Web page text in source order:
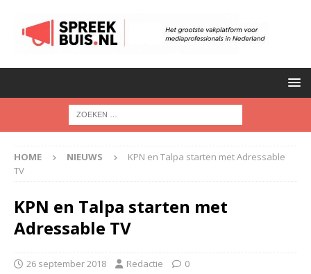
HOME NIEUWS
KPN en Talpa starten met Adressable
TV
KPN en Talpa starten met
Adressable TV
26 september 2018 Redactie 0